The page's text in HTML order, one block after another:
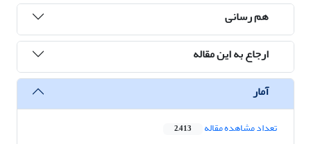
هم رسانی
ارجاع به این مقاله
آمار
تعداد مشاهده مقاله 2,413